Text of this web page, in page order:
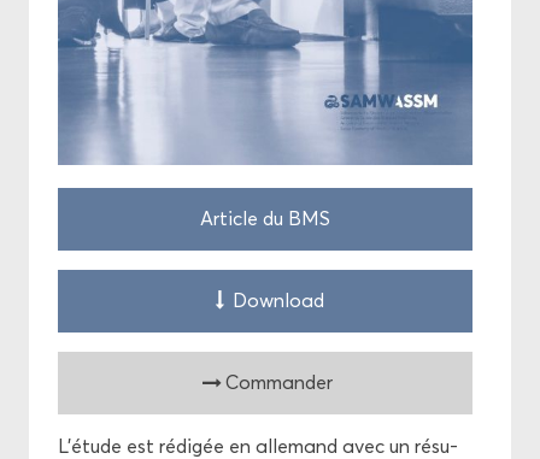
Ar­ticle du BMS
Down­load
Com­man­der
L'étude est ré­di­gée en al­le­mand avec un ré­su­